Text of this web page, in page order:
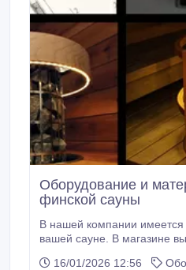
Оборудование и
финской сауны
В нашей компании
вашей сауне. В магазине
электрических печей Harvia, пульты
16/01/2026 12:56